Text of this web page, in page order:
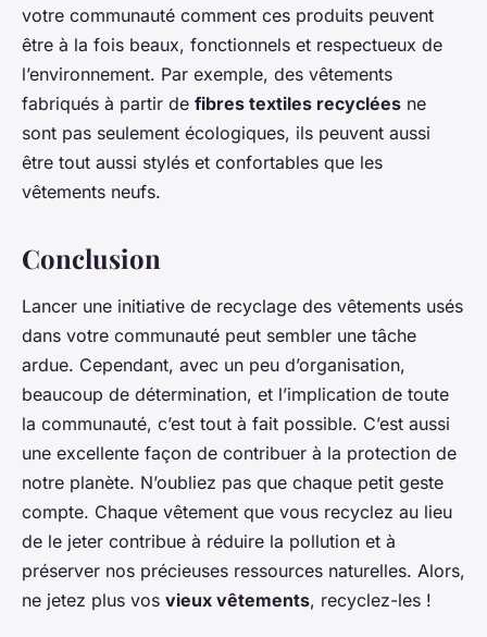
votre communauté comment ces produits peuvent
être à la fois beaux, fonctionnels et respectueux de
l’environnement. Par exemple, des vêtements
fabriqués à partir de fibres textiles recyclées ne
sont pas seulement écologiques, ils peuvent aussi
être tout aussi stylés et confortables que les
vêtements neufs.
Conclusion
Lancer une initiative de recyclage des vêtements usés
dans votre communauté peut sembler une tâche
ardue. Cependant, avec un peu d’organisation,
beaucoup de détermination, et l’implication de toute
la communauté, c’est tout à fait possible. C’est aussi
une excellente façon de contribuer à la protection de
notre planète. N’oubliez pas que chaque petit geste
compte. Chaque vêtement que vous recyclez au lieu
de le jeter contribue à réduire la pollution et à
préserver nos précieuses ressources naturelles. Alors,
ne jetez plus vos vieux vêtements, recyclez-les !